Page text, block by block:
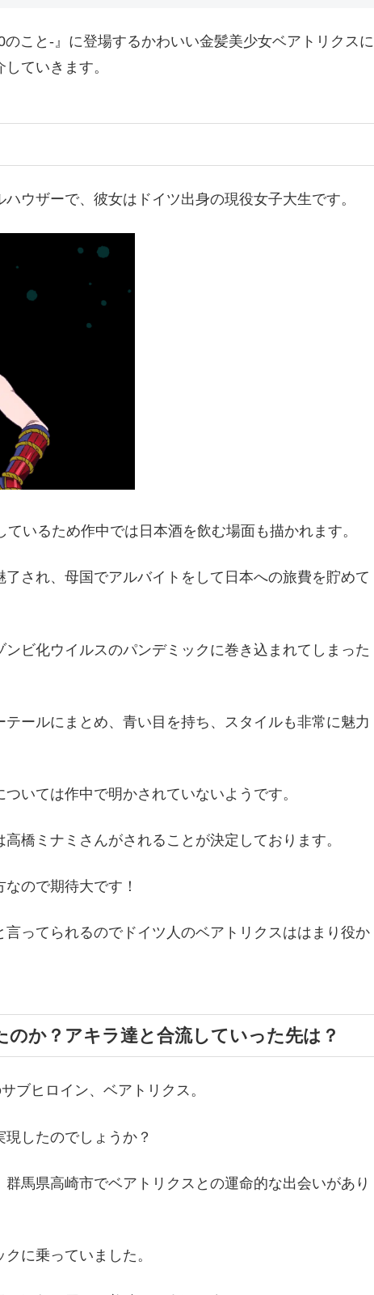
のこと-』に登場するかわいい金髪美少女ベアトリクスに
ていきます。
ウザーで、彼女はドイツ出身の現役女子大生です。
いるため作中では日本酒を飲む場面も描かれます。
され、母国でアルバイトをして日本への旅費を貯めて
ビ化ウイルスのパンデミックに巻き込まれてしまった
ールにまとめ、青い目を持ち、スタイルも非常に魅力
いては作中で明かされていないようです。
橋ミナミさんがされることが決定しております。
ので期待大です！
ってられるのでドイツ人のベアトリクスははまり役か
か？アキラ達と合流していった先は？
ブヒロイン、ベアトリクス。
したのでしょうか？
馬県高崎市でベアトリクスとの運命的な出会いがあり
に乗っていました。